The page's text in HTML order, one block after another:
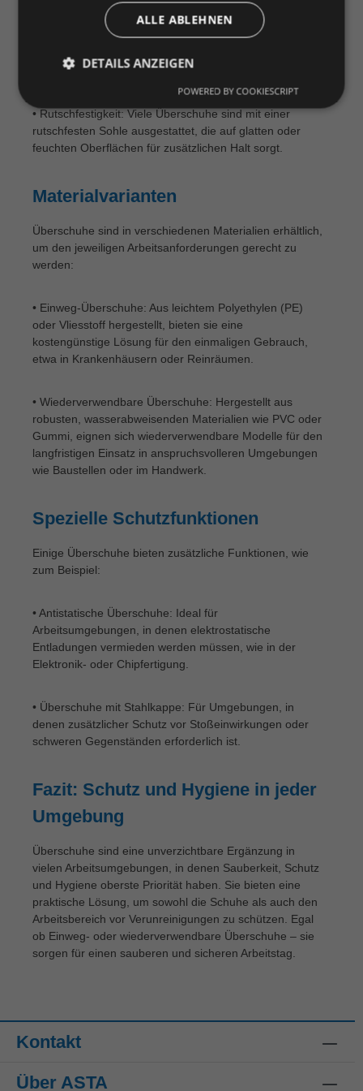
• Wasserdicht und robust: Je nach Material schützen
Überschuhe zuverlässig vor Feuchtigkeit und Nässe und
werden.
• Rutschfestigkeit: Viele Überschuhe sind mit einer
rutschfesten Sohle ausgestattet, die auf glatten oder
feuchten Oberflächen für zusätzlichen Halt sorgt.
Materialvarianten
Überschuhe sind in verschiedenen Materialien erhältlich,
um den jeweiligen Arbeitsanforderungen gerecht zu
werden:
• Einweg-Überschuhe: Aus leichtem Polyethylen (PE)
oder Vliesstoff hergestellt, bieten sie eine
kostengünstige Lösung für den einmaligen Gebrauch,
etwa in Krankenhäusern oder Reinräumen.
• Wiederverwendbare Überschuhe: Hergestellt aus
robusten, wasserabweisenden Materialien wie PVC oder
Gummi, eignen sich wiederverwendbare Modelle für den
langfristigen Einsatz in anspruchsvolleren Umgebungen
wie Baustellen oder im Handwerk.
Spezielle Schutzfunktionen
Einige Überschuhe bieten zusätzliche Funktionen, wie
zum Beispiel:
• Antistatische Überschuhe: Ideal für
Arbeitsumgebungen, in denen elektrostatische
Entladungen vermieden werden müssen, wie in der
Elektronik- oder Chipfertigung.
• Überschuhe mit Stahlkappe: Für Umgebungen, in
denen zusätzlicher Schutz vor Stoßeinwirkungen oder
schweren Gegenständen erforderlich ist.
Fazit: Schutz und Hygiene in jeder
Umgebung
Überschuhe sind eine unverzichtbare Ergänzung in
vielen Arbeitsumgebungen, in denen Sauberkeit, Schutz
und Hygiene oberste Priorität haben. Sie bieten eine
praktische Lösung, um sowohl die Schuhe als auch den
Arbeitsbereich vor Verunreinigungen zu schützen. Egal
ob Einweg- oder wiederverwendbare Überschuhe – sie
sorgen für einen sauberen und sicheren Arbeitstag.
Kontakt
Über ASTA
ALLE ABLEHNEN
DETAILS ANZEIGEN
POWERED BY COOKIESCRIPT